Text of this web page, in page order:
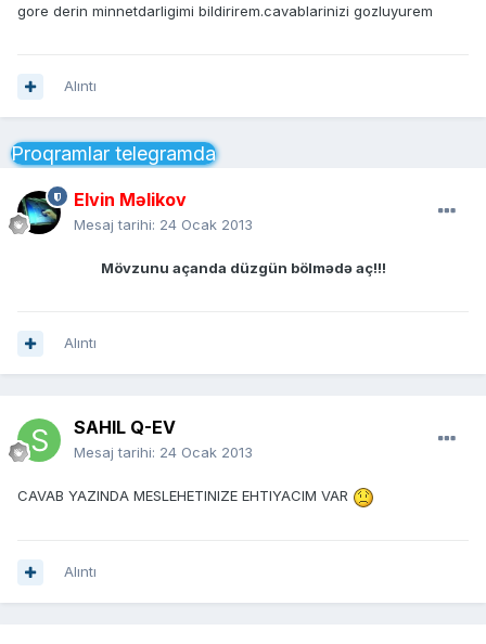
gore derin minnetdarligimi bildirirem.cavablarinizi gozluyurem
Alıntı
Proqramlar telegramda
Elvin Məlikov
Mesaj tarihi: 24 Ocak 2013
Mövzunu açanda düzgün bölmədə aç!!!
Alıntı
SAHIL Q-EV
Mesaj tarihi: 24 Ocak 2013
CAVAB YAZINDA MESLEHETINIZE EHTIYACIM VAR
Alıntı